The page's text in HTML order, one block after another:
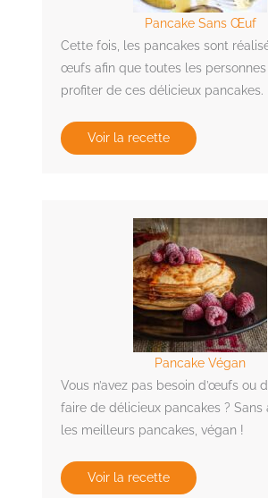
Pancake Sans Œuf
Cette fois, les pancakes sont
œufs afin que toutes les
profiter de ces délicieux pancakes.
Voir la recette
Pancake Végan
Vous n’avez pas besoin d’œufs ou
faire de délicieux pancakes ? Sans
les meilleurs pancakes, végan !
Voir la recette